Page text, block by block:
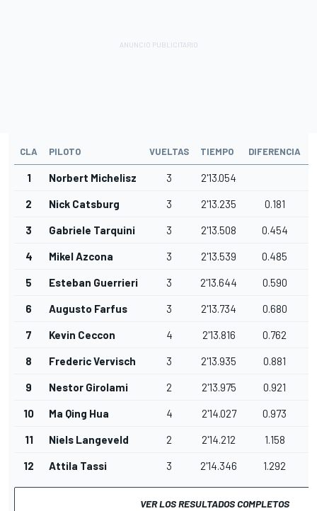
CLA PILOTO VUELTAS TIEMPO DIFERENCIA
1 Norbert Michelisz 3 2'13.054
2 Nick Catsburg 3 2'13.235 0.181
3 Gabriele Tarquini 3 2'13.508 0.454
4 Mikel Azcona 3 2'13.539 0.485
5 Esteban Guerrieri 3 2'13.644 0.590
6 Augusto Farfus 3 2'13.734 0.680
7 Kevin Ceccon 4 2'13.816 0.762
8 Frederic Vervisch 3 2'13.935 0.881
9 Nestor Girolami 2 2'13.975 0.921
10 Ma Qing Hua 4 2'14.027 0.973
11 Niels Langeveld 2 2'14.212 1.158
12 Attila Tassi 3 2'14.346 1.292
VER LOS RESULTADOS COMPLETOS